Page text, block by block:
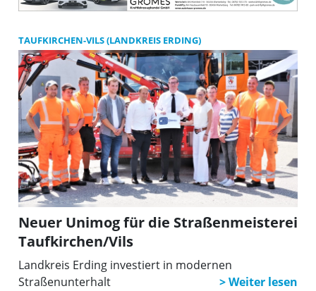
TAUFKIRCHEN-VILS (LANDKREIS ERDING)
Neuer Unimog für die Straßenmeisterei
Taufkirchen/Vils
Landkreis Erding investiert in modernen
Straßenunterhalt